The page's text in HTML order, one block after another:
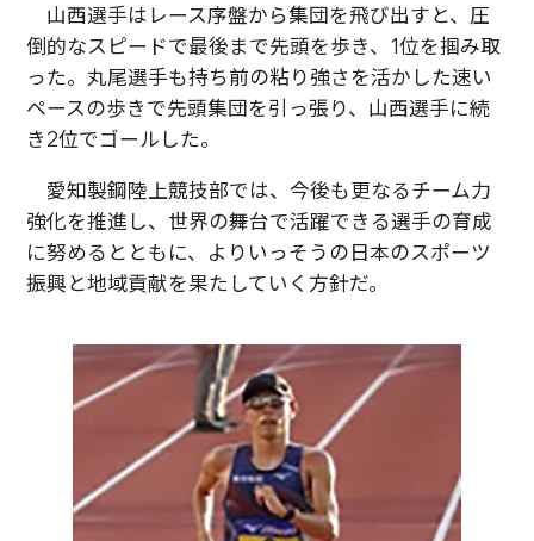
山西選手はレース序盤から集団を飛び出すと、圧
倒的なスピードで最後まで先頭を歩き、1位を掴み取
った。丸尾選手も持ち前の粘り強さを活かした速い
ペースの歩きで先頭集団を引っ張り、山西選手に続
き2位でゴールした。
愛知製鋼陸上競技部では、今後も更なるチーム力
強化を推進し、世界の舞台で活躍できる選手の育成
に努めるとともに、よりいっそうの日本のスポーツ
振興と地域貢献を果たしていく方針だ。